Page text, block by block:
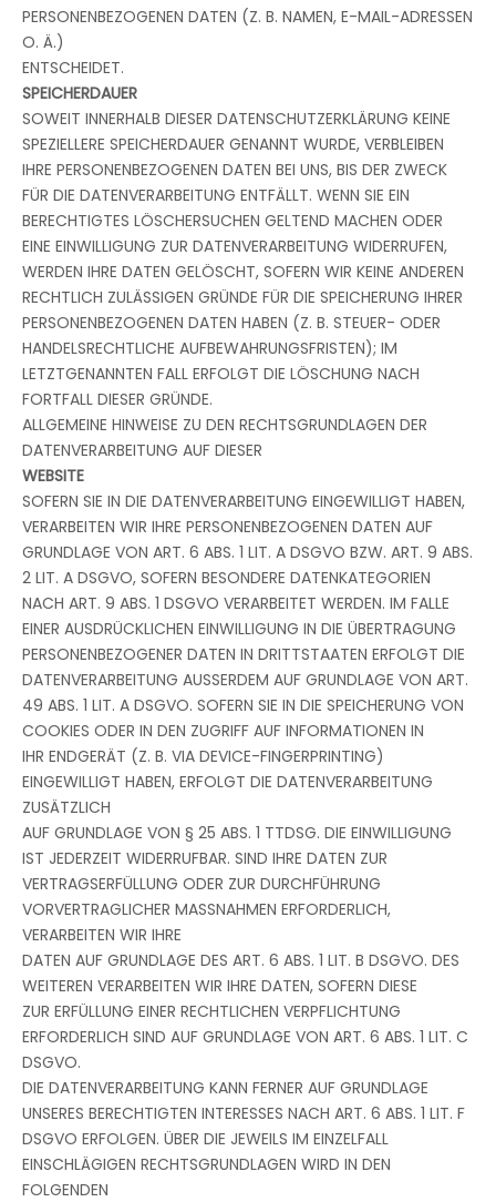
PERSONENBEZOGENEN DATEN (Z. B. NAMEN, E-MAIL-ADRESSEN
O. Ä.)
ENTSCHEIDET.
SPEICHERDAUER
SOWEIT INNERHALB DIESER DATENSCHUTZERKLÄRUNG KEINE
SPEZIELLERE SPEICHERDAUER GENANNT WURDE, VERBLEIBEN
IHRE PERSONENBEZOGENEN DATEN BEI UNS, BIS DER ZWECK
FÜR DIE DATENVERARBEITUNG ENTFÄLLT. WENN SIE EIN
BERECHTIGTES LÖSCHERSUCHEN GELTEND MACHEN ODER
EINE EINWILLIGUNG ZUR DATENVERARBEITUNG WIDERRUFEN,
WERDEN IHRE DATEN GELÖSCHT, SOFERN WIR KEINE ANDEREN
RECHTLICH ZULÄSSIGEN GRÜNDE FÜR DIE SPEICHERUNG IHRER
PERSONENBEZOGENEN DATEN HABEN (Z. B. STEUER- ODER
HANDELSRECHTLICHE AUFBEWAHRUNGSFRISTEN); IM
LETZTGENANNTEN FALL ERFOLGT DIE LÖSCHUNG NACH
FORTFALL DIESER GRÜNDE.
ALLGEMEINE HINWEISE ZU DEN RECHTSGRUNDLAGEN DER
DATENVERARBEITUNG AUF DIESER
WEBSITE
SOFERN SIE IN DIE DATENVERARBEITUNG EINGEWILLIGT HABEN,
VERARBEITEN WIR IHRE PERSONENBEZOGENEN DATEN AUF
GRUNDLAGE VON ART. 6 ABS. 1 LIT. A DSGVO BZW. ART. 9 ABS.
2 LIT. A DSGVO, SOFERN BESONDERE DATENKATEGORIEN
NACH ART. 9 ABS. 1 DSGVO VERARBEITET WERDEN. IM FALLE
EINER AUSDRÜCKLICHEN EINWILLIGUNG IN DIE ÜBERTRAGUNG
PERSONENBEZOGENER DATEN IN DRITTSTAATEN ERFOLGT DIE
DATENVERARBEITUNG AUSSERDEM AUF GRUNDLAGE VON ART.
49 ABS. 1 LIT. A DSGVO. SOFERN SIE IN DIE SPEICHERUNG VON
COOKIES ODER IN DEN ZUGRIFF AUF INFORMATIONEN IN
IHR ENDGERÄT (Z. B. VIA DEVICE-FINGERPRINTING)
EINGEWILLIGT HABEN, ERFOLGT DIE DATENVERARBEITUNG
ZUSÄTZLICH
AUF GRUNDLAGE VON § 25 ABS. 1 TTDSG. DIE EINWILLIGUNG
IST JEDERZEIT WIDERRUFBAR. SIND IHRE DATEN ZUR
VERTRAGSERFÜLLUNG ODER ZUR DURCHFÜHRUNG
VORVERTRAGLICHER MASSNAHMEN ERFORDERLICH,
VERARBEITEN WIR IHRE
DATEN AUF GRUNDLAGE DES ART. 6 ABS. 1 LIT. B DSGVO. DES
WEITEREN VERARBEITEN WIR IHRE DATEN, SOFERN DIESE
ZUR ERFÜLLUNG EINER RECHTLICHEN VERPFLICHTUNG
ERFORDERLICH SIND AUF GRUNDLAGE VON ART. 6 ABS. 1 LIT. C
DSGVO.
DIE DATENVERARBEITUNG KANN FERNER AUF GRUNDLAGE
UNSERES BERECHTIGTEN INTERESSES NACH ART. 6 ABS. 1 LIT. F
DSGVO ERFOLGEN. ÜBER DIE JEWEILS IM EINZELFALL
EINSCHLÄGIGEN RECHTSGRUNDLAGEN WIRD IN DEN
FOLGENDEN